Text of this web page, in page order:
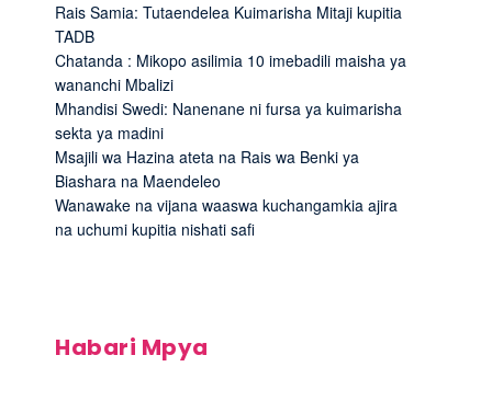
Rais Samia: Tutaendelea Kuimarisha Mitaji kupitia
TADB
Chatanda : Mikopo asilimia 10 imebadili maisha ya
wananchi Mbalizi
Mhandisi Swedi: Nanenane ni fursa ya kuimarisha
sekta ya madini
Msajili wa Hazina ateta na Rais wa Benki ya
Biashara na Maendeleo
Wanawake na vijana waaswa kuchangamkia ajira
na uchumi kupitia nishati safi
Habari Mpya